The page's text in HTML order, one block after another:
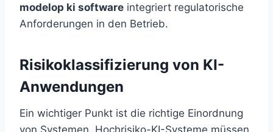
modelop ki software integriert regulatorische
Anforderungen in den Betrieb.
Risikoklassifizierung von KI-
Anwendungen
Ein wichtiger Punkt ist die richtige Einordnung
von Systemen. Hochrisiko-KI-Systeme müssen